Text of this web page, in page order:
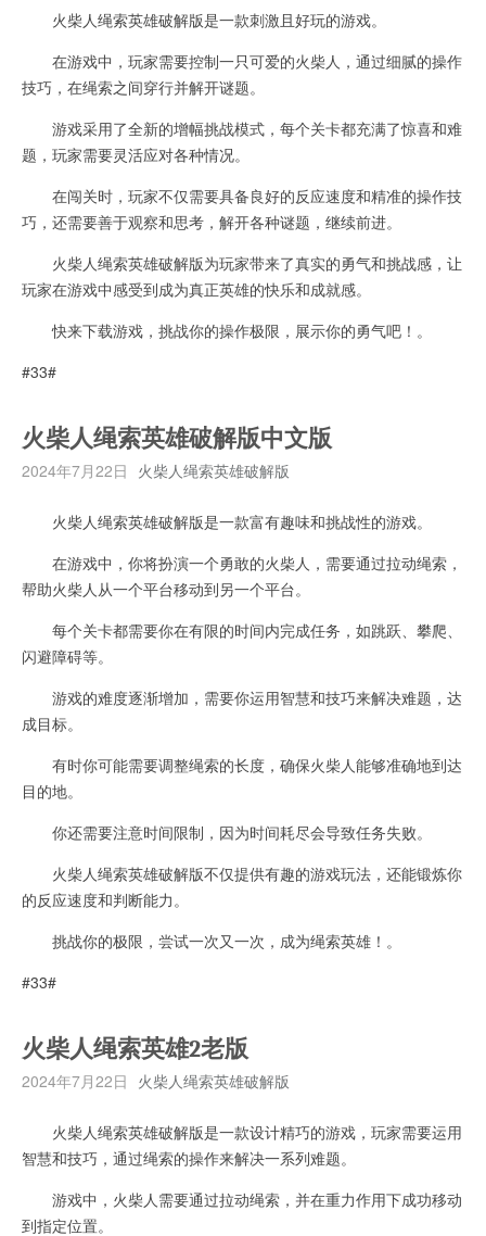
火柴人绳索英雄破解版是一款刺激且好玩的游戏。
在游戏中，玩家需要控制一只可爱的火柴人，通过细腻的操作
技巧，在绳索之间穿行并解开谜题。
游戏采用了全新的增幅挑战模式，每个关卡都充满了惊喜和难
题，玩家需要灵活应对各种情况。
在闯关时，玩家不仅需要具备良好的反应速度和精准的操作技
巧，还需要善于观察和思考，解开各种谜题，继续前进。
火柴人绳索英雄破解版为玩家带来了真实的勇气和挑战感，让
玩家在游戏中感受到成为真正英雄的快乐和成就感。
快来下载游戏，挑战你的操作极限，展示你的勇气吧！。
#33#
火柴人绳索英雄破解版中文版
2024年7月22日 火柴人绳索英雄破解版
火柴人绳索英雄破解版是一款富有趣味和挑战性的游戏。
在游戏中，你将扮演一个勇敢的火柴人，需要通过拉动绳索，
帮助火柴人从一个平台移动到另一个平台。
每个关卡都需要你在有限的时间内完成任务，如跳跃、攀爬、
闪避障碍等。
游戏的难度逐渐增加，需要你运用智慧和技巧来解决难题，达
成目标。
有时你可能需要调整绳索的长度，确保火柴人能够准确地到达
目的地。
你还需要注意时间限制，因为时间耗尽会导致任务失败。
火柴人绳索英雄破解版不仅提供有趣的游戏玩法，还能锻炼你
的反应速度和判断能力。
挑战你的极限，尝试一次又一次，成为绳索英雄！。
#33#
火柴人绳索英雄2老版
2024年7月22日 火柴人绳索英雄破解版
火柴人绳索英雄破解版是一款设计精巧的游戏，玩家需要运用
智慧和技巧，通过绳索的操作来解决一系列难题。
游戏中，火柴人需要通过拉动绳索，并在重力作用下成功移动
到指定位置。